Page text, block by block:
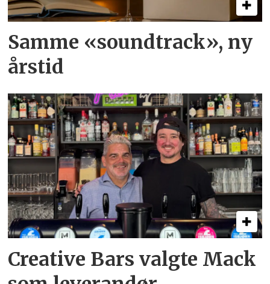
Samme «soundtrack», ny
årstid
Creative Bars valgte Mack